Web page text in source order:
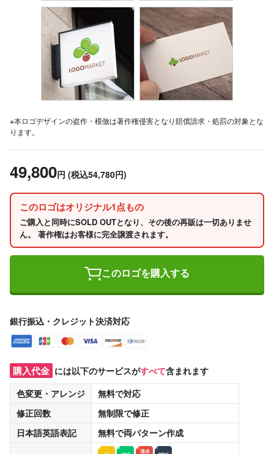
※本ロゴデザインの盗作・模倣は著作権侵害となり賠償請求・処罰の対象とな
ります。
49,800円 (税込54,780円)
このロゴはオリジナル1点もの
ご購入と同時にSOLD OUTとなり、その後の再販は一切ありませ
ん。 著作権はお客様に完全譲渡されます。
このロゴを購入する
銀行振込・クレジット決済対応
購入代金 には以下のサービスがすべて含まれます
色変更・アレンジ
無料で対応
修正回数
無制限で修正
日本語英語表記
無料で両パターン作成